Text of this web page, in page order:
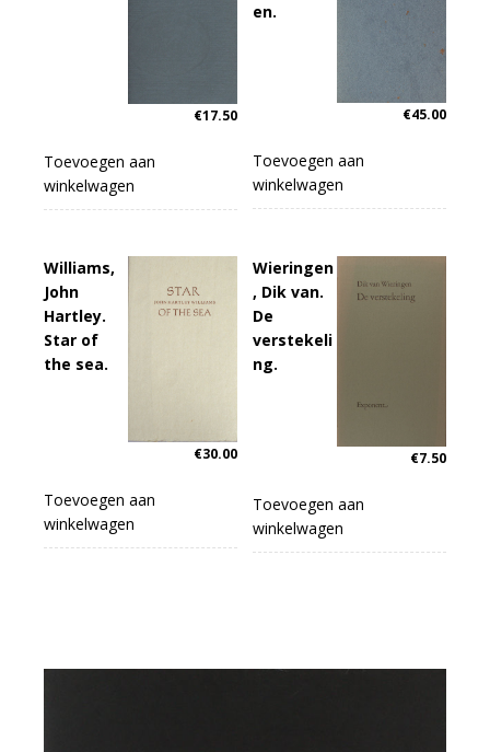
€17.50
Toevoegen aan
winkelwagen
en.
€45.00
Toevoegen aan
winkelwagen
Williams,
John
Hartley.
Star of
the sea.
€30.00
Toevoegen aan
winkelwagen
Wieringen
, Dik van.
De
verstekeli
ng.
€7.50
Toevoegen aan
winkelwagen